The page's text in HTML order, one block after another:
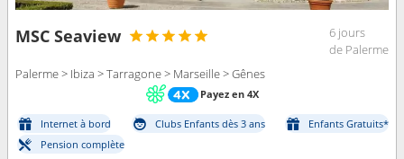
MSC Seaview
6 jours
de Palerme
Palerme > Ibiza > Tarragone > Marseille > Gênes
Payez en 4X
Internet à bord Clubs Enfants dès 3 ans
Enfants Gratuits*
Pension complète